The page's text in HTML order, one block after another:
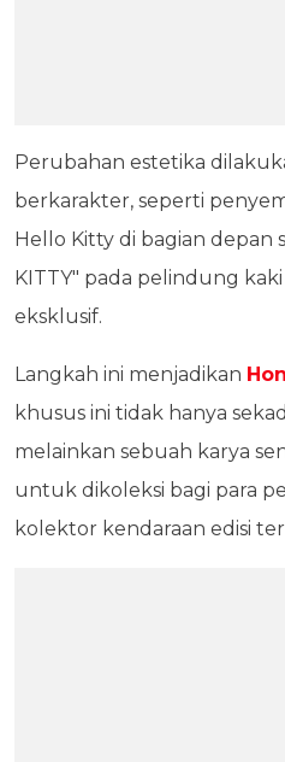
Perubahan estetika
berkarakter, seperti
Hello Kitty di bagian depan
KITTY" pada pelindung
eksklusif.
Langkah ini menjadikan
khusus ini tidak hanya
melainkan sebuah karya
untuk dikoleksi bagi para
kolektor kendaraan edisi